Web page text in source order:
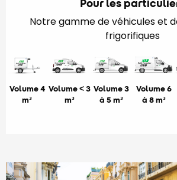
Pour les
Notre gamme de véhicules et
frigorifiques
Volume 4
m³
Volume < 3
m³
Volume 3
à 5 m³
Volume 6
à 8 m³